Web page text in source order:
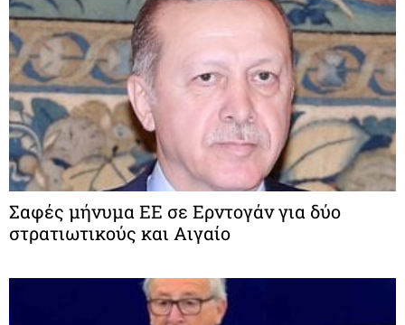
Σαφές μήνυμα ΕΕ σε Ερντογάν για δύο
στρατιωτικούς και Αιγαίο